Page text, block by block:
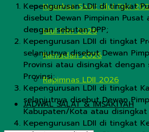
Nasehat Solat Idul Fitri
Idul Fitri 2026
Ramadan 2026
Rapimnas LDII 2026
JADWAL SALAT & IMSAKIYAH
Kepengurusan LDII di tingkat
disebut Dewan Pimpinan
dengan sebutan DPP;
Kepengurusan LDII di tingkat
selanjutnya disebut Dewan
Provinsi atau disingkat dengan
Provinsi;
Kepengurusan LDII di tingkat
selanjutnya disebut Dewan
Kabupaten/Kota atau disingkat
Kepengurusan LDII di tingkat